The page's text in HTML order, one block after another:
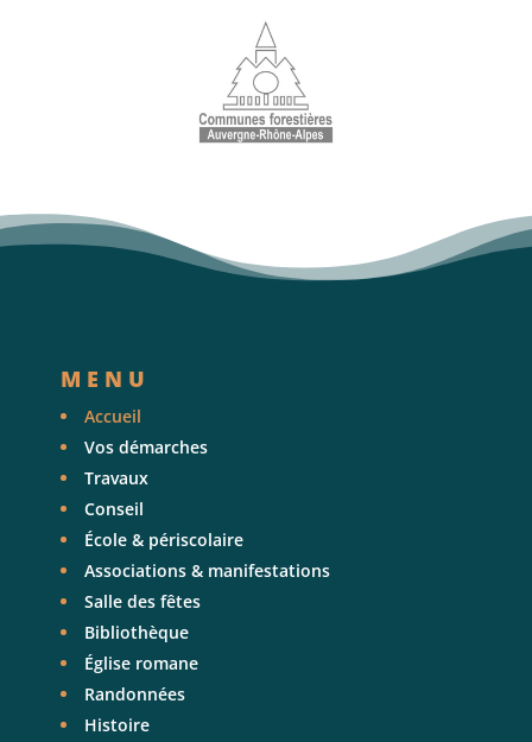
MENU
Accueil
Vos démarches
Travaux
Conseil
École & périscolaire
Associations & manifestations
Salle des fêtes
Bibliothèque
Église romane
Randonnées
Histoire